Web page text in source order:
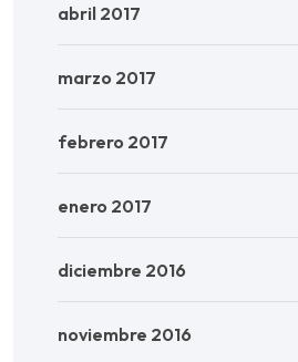
abril 2017
marzo 2017
febrero 2017
enero 2017
diciembre 2016
noviembre 2016